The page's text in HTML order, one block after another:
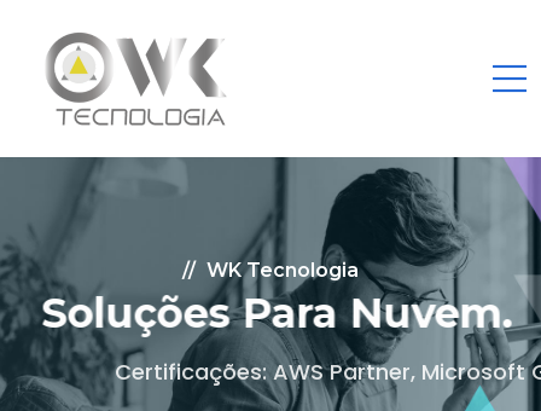
WK Tecnologia
Soluções Para Nuvem.
Certificações: AWS Partner, Microsoft Gold